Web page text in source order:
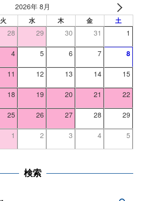
2026年 8月
火 水 木 金 土
28 29 30 31 1
4 5 6 7 8
11 12 13 14 15
18 19 20 21 22
25 26 27 28 29
1 2 3 4 5
検索